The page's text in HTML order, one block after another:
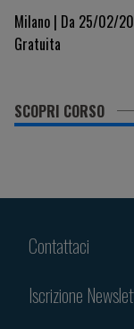
Milano | Da 25/02/
Gratuita
SCOPRI CORSO
Contattaci
Iscrizione